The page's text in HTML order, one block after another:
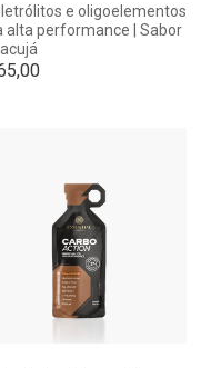
e oligoelementos
alta performance | Sabor